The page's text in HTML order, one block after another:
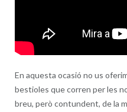
En aquesta ocasió no us
bestioles que corren per les
breu, però contundent, de la